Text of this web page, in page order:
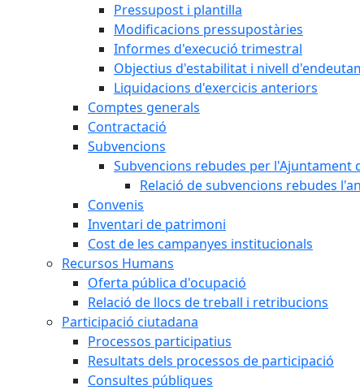
Pressupost i plantilla
Modificacions pressupostàries
Informes d'execució trimestral
Objectius d'estabilitat i nivell
Liquidacions d'exercicis anteriors
Comptes generals
Contractació
Subvencions
Subvencions rebudes per l'Ajuntament
Relació de subvencions rebudes
Convenis
Inventari de patrimoni
Cost de les campanyes institucionals
Recursos Humans
Oferta pública d'ocupació
Relació de llocs de treball i retribucions
Participació ciutadana
Processos participatius
Resultats dels processos de participació
Consultes públiques